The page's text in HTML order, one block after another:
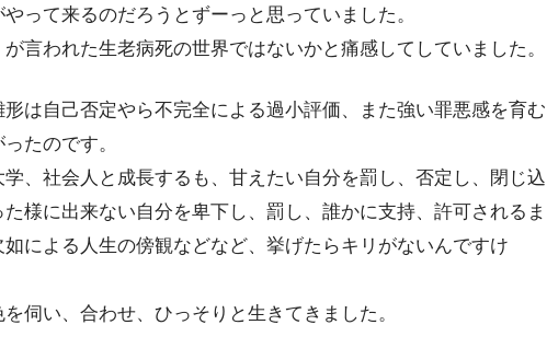
って来るのだろうとずーっと思っていました。
言われた生老病死の世界ではないかと痛感してしていました。
は自己否定やら不完全による過小評価、また強い罪悪感を育む
たのです。
、社会人と成長するも、甘えたい自分を罰し、否定し、閉じ込
様に出来ない自分を卑下し、罰し、誰かに支持、許可されるま
による人生の傍観などなど、挙げたらキリがないんですけ
伺い、合わせ、ひっそりと生きてきました。